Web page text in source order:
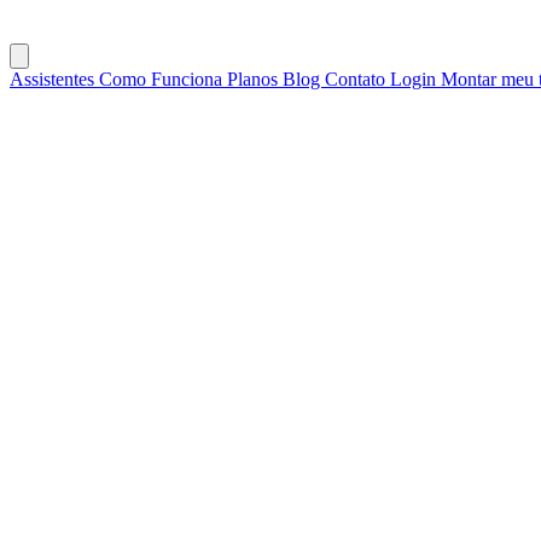
Assistentes Como Funciona Planos Blog Contato Login Montar meu